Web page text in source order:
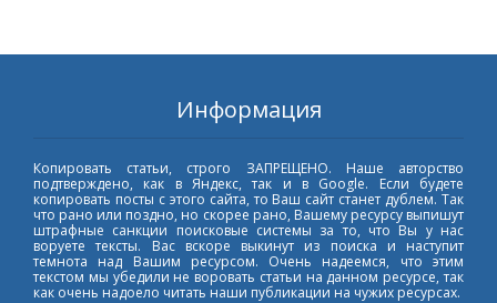
Информация
Копировать статьи, строго ЗАПРЕЩЕНО. Наше авторство
подтверждено, как в Яндекс, так и в Google. Если будете
копировать посты с этого сайта, то Ваш сайт станет дублем. Так
что рано или поздно, но скорее рано, Вашему ресурсу выпишут
штрафные санкции поисковые системы за то, что Вы у нас
воруете тексты. Вас вскоре выкинут из поиска и наступит
темнота над Вашим ресурсом. Очень надеемся, что этим
текстом мы убедили не воровать статьи на данном ресурсе, так
как очень надоело читать наши публикации на чужих ресурсах.